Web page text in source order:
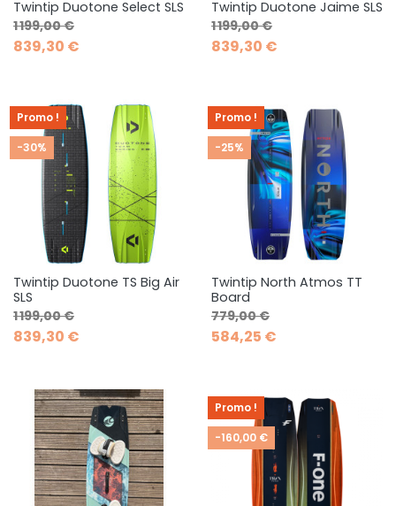
Twintip Duotone Select SLS
Prix de base
1 199,00 €Prix
839,30 €
Twintip Duotone Jaime SLS
Prix de base
1 199,00 €Prix
839,30 €
Twintip Duotone TS Big Air
SLS
Prix de base
1 199,00 €Prix
839,30 €
Promo !
-30%
Twintip North Atmos TT
Board
Prix de base
779,00 €Prix
584,25 €
Promo !
-25%
Promo !
-160,00 €